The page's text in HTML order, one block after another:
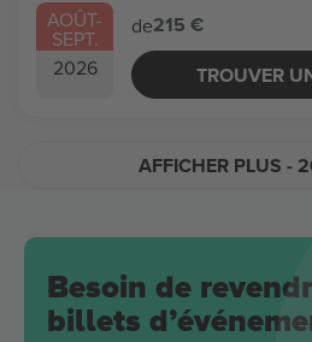
AOÛT-
SEPT.
2026
de215 €
TROUVER
AFFICHER PLUS -
Besoin de
billets